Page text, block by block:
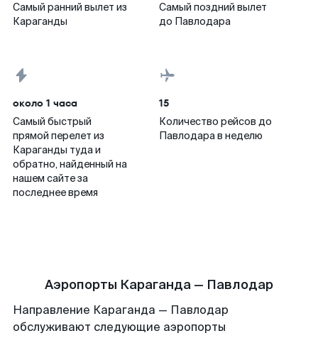
Самый ранний вылет из
Караганды
Самый поздний вылет
до Павлодара
около 1 часа
Самый быстрый
прямой перелет из
Караганды туда и
обратно, найденный на
нашем сайте за
последнее время
15
Количество рейсов до
Павлодара в неделю
Аэропорты Караганда — Павлодар
Направление Караганда — Павлодар
обслуживают следующие аэропорты